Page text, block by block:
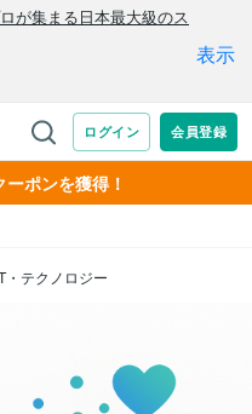
ポンを獲得！
・テクノロジー